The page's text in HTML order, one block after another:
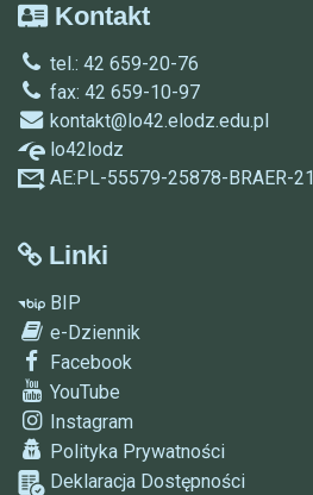
Kontakt
tel.: 42 659-20-76
fax: 42 659-10-97
kontakt@lo42.elodz.edu.pl
lo42lodz
AE:PL-55579-25878-BRAER-21
Linki
BIP
e-Dziennik
Facebook
YouTube
Instagram
Polityka Prywatności
Deklaracja Dostępności